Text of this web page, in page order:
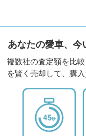
あなたの愛車、今
複数社の査定額を比
を賢く売却して、購